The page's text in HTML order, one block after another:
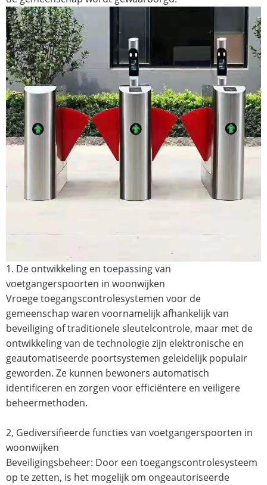
1. De ontwikkeling en toepassing van
voetgangerspoorten in woonwijken
Vroege toegangscontrolesystemen voor de
gemeenschap waren voornamelijk afhankelijk van
beveiliging of traditionele sleutelcontrole, maar met de
ontwikkeling van de technologie zijn elektronische en
geautomatiseerde poortsystemen geleidelijk populair
geworden. Ze kunnen bewoners automatisch
identificeren en zorgen voor efficiëntere en veiligere
beheermethoden.
2, Gediversifieerde functies van voetgangerspoorten in
woonwijken
Beveiligingsbeheer: Door een toegangscontrolesysteem
op te zetten, is het mogelijk om ongeautoriseerde